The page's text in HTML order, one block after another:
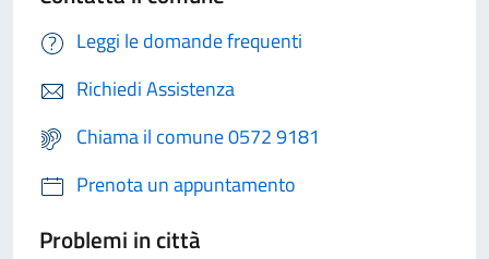
Leggi le domande frequenti
Richiedi Assistenza
Chiama il comune 0572 9181
Prenota un appuntamento
Problemi in città